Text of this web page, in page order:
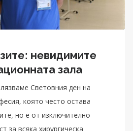
невидимите
зала
Световния ден на
която често остава
но е от изключително
за всяка хирургическа